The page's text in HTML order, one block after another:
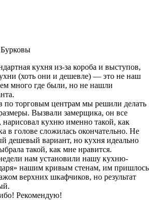
кухня из-за короба и выступов,
(хоть они и дешевле) — это не наш
много где были, но не нашли
по торговым центрам мы решили делать
Вызвали замерщика, он все
нарисовал кухню именно такой, как
в голове сложилась окончательно. Не
дешевый вариант, но кухня идеально
такой, как мне нравится.
нам установили нашу кухню-
нашим кривым стенам, им пришлось
верхних шкафчиков, но результат
Рекомендую!